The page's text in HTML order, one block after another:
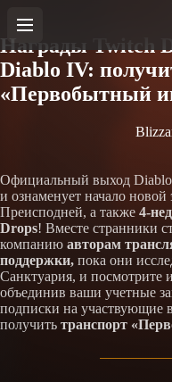
Награды Twitch
Diablo IV:
«Первобытный
Официальный выход Diablo
и ознаменует начало
Преисподней, а также 4-
Drops! Вместе странники
компанию авторам
поддержки, пока они
Санктуария, и посмотрите
объединив ваши учетные
подписки на участвующие
получить транспорт